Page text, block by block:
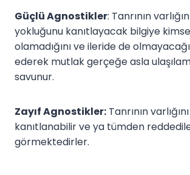
Güçlü Agnostikler: Tanrının
yokluğunu kanıtlayacak bilgiye
olamadığını ve ileride de
ederek mutlak gerçeğe asla
savunur.
Zayıf Agnostikler: Tanrının
kanıtlanabilir ve ya tümden
görmektedirler.